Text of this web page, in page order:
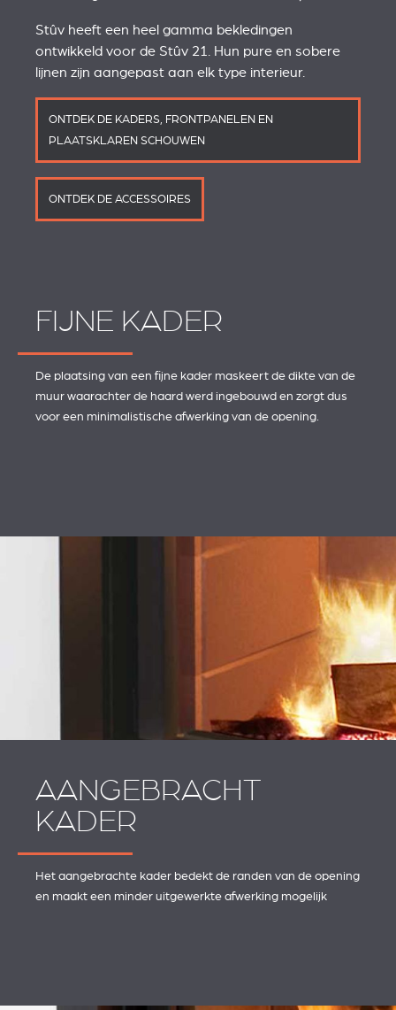
Stûv heeft een heel gamma bekledingen
ontwikkeld voor de Stûv 21. Hun pure en sobere
lijnen zijn aangepast aan elk type interieur.
ONTDEK DE KADERS, FRONTPANELEN EN
PLAATSKLAREN SCHOUWEN
ONTDEK DE ACCESSOIRES
FIJNE KADER
De plaatsing van een fijne kader maskeert de dikte van de
muur waarachter de haard werd ingebouwd en zorgt dus
voor een minimalistische afwerking van de opening.
AANGEBRACHT
KADER
Het aangebrachte kader bedekt de randen van de opening
en maakt een minder uitgewerkte afwerking mogelijk